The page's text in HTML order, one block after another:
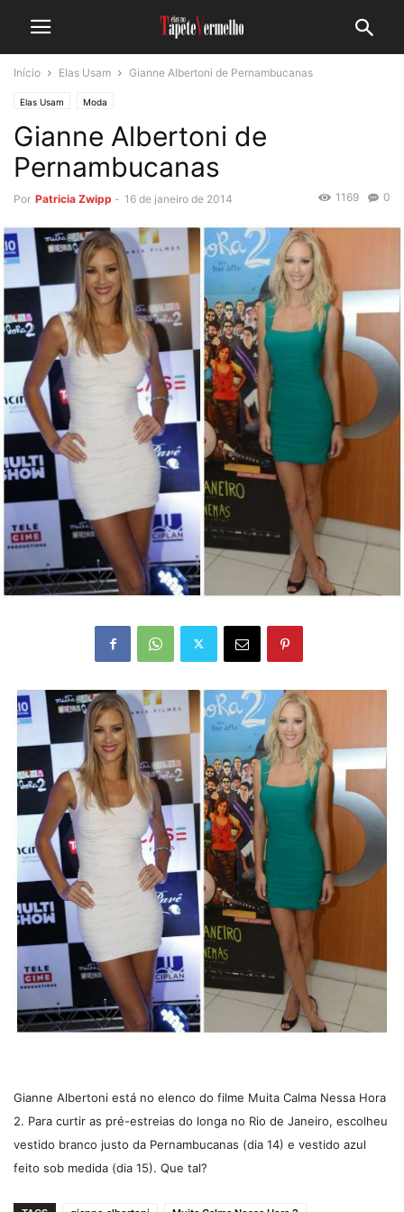
Início Elas Usam Gianne Albertoni de Pernambucanas
Elas Usam Moda
Gianne Albertoni de
Pernambucanas
Por Patricia Zwipp - 16 de janeiro de 2014 0
1169
Gianne Albertoni está no elenco do filme Muita Calma Nessa Hora
2. Para curtir as pré-estreias do longa no Rio de Janeiro, escolheu
vestido branco justo da Pernambucanas (dia 14) e vestido azul
feito sob medida (dia 15). Que tal?